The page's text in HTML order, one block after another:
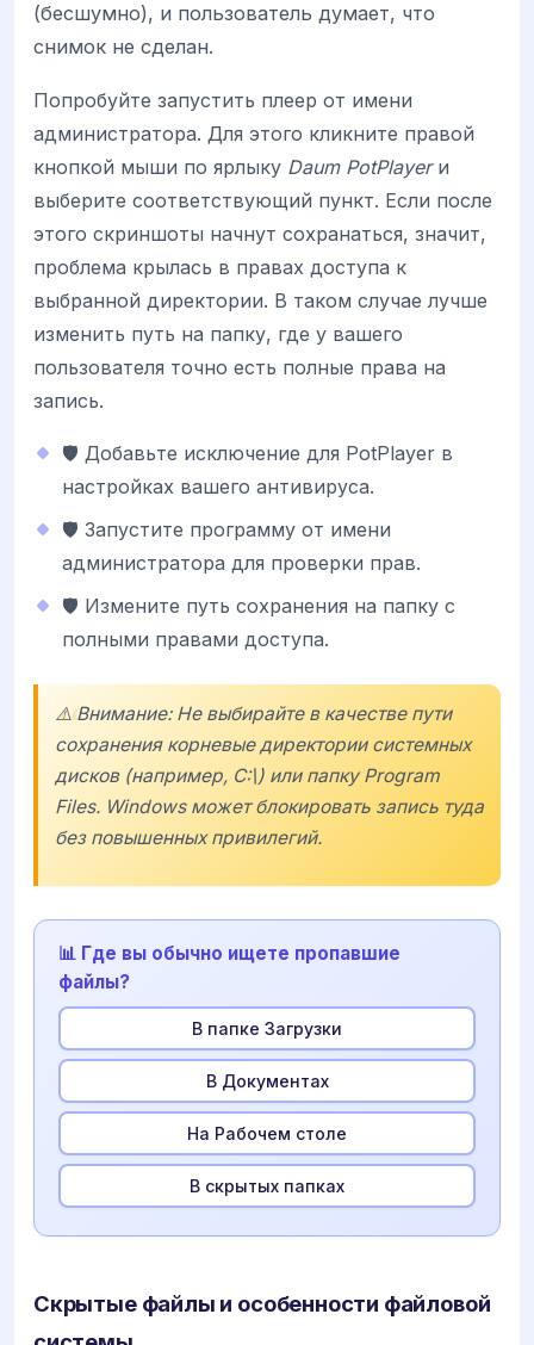
(бесшумно), и пользователь думает, что
снимок не сделан.
Попробуйте запустить плеер от имени
администратора. Для этого кликните правой
кнопкой мыши по ярлыку Daum PotPlayerи
выберите соответствующий пункт. Если после
этого скриншоты начнут сохранаться, значит,
проблема крылась в правах доступа к
выбранной директории. В таком случае лучше
изменить путь на папку, где у вашего
пользователя точно есть полные права на
запись.
🛡️ Добавьте исключение для PotPlayer в
настройках вашего антивируса.
🛡️ Запустите программу от имени
администратора для проверки прав.
🛡️ Измените путь сохранения на папку с
полными правами доступа.
⚠️ Внимание: Не выбирайте в качестве пути
сохранения корневые директории системных
дисков (например, C:\) или папку Program
Files. Windows может блокировать запись туда
без повышенных привилегий.
📊 Где вы обычно ищете пропавшие
файлы?
В папке Загрузки
В Документах
На Рабочем столе
В скрытых папках
Скрытые файлы и особенности файловой